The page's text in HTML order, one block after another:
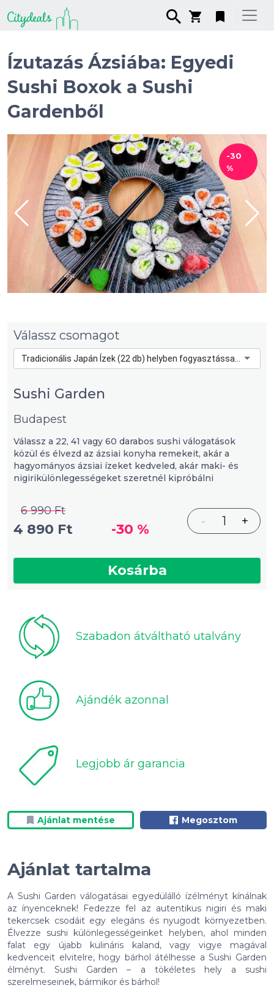
Ízutazás Ázsiába: Egyedi
Sushi Boxok a Sushi
Gardenből
-30
%
Válassz csomagot
Sushi Garden
Budapest
Válassz a 22, 41 vagy 60 darabos sushi válogatások
közül és élvezd az ázsiai konyha remekeit, akár a
hagyományos ázsiai ízeket kedveled, akár maki- és
nigirikülönlegességeket szeretnél kipróbálni
6 990 Ft
4 890 Ft -30 % - 1 +
Kosárba
Szabadon átváltható utalvány
Ajándék azonnal
Legjobb ár garancia
Ajánlat mentése Megosztom
Ajánlat tartalma
A Sushi Garden válogatásai egyedülálló ízélményt kínálnak
az ínyenceknek! Fedezze fel az autentikus nigiri és maki
tekercsek csodáit egy elegáns és nyugodt környezetben.
Élvezze sushi különlegességeinket helyben, ahol minden
falat egy újabb kulináris kaland, vagy vigye magával
kedvenceit elvitelre, hogy bárhol átélhesse a Sushi Garden
élményt. Sushi Garden – a tökéletes hely a sushi
szerelmeseinek, bármikor és bárhol!